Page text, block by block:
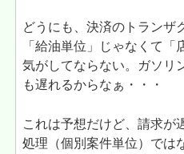
どうにも、決済のトランザ
「給油単位」じゃなくて
気がしてならない。ガソリ
も遅れるからなぁ・・・
これは予想だけど、請求が
処理（個別案件単位）では